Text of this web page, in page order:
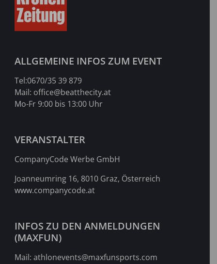
ALLGEMEINE INFOS ZUM EVENT
Tel:0670/35 39 879
Mail: office@beatthecity.at
Mo-Fr 9:00 bis 13:00 Uhr
VERANSTALTER
CompanyCode Werbe GmbH
Joanneumring 16, 8010 Graz, Österreich
www.companycode.at
INFOS ZU DEN ANMELDUNGEN
(MAXFUN)
Mail: athlonevents@maxfunsports.com